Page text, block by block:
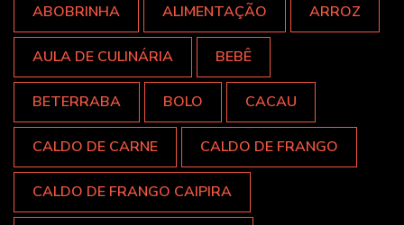
ABOBRINHA ALIMENTAÇÃO ARROZ
AULA DE CULINÁRIA BEBÊ
BETERRABA BOLO CACAU
CALDO DE CARNE CALDO DE FRANGO
CALDO DE FRANGO CAIPIRA